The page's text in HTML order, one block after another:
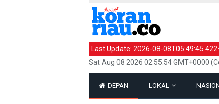
Last Update: 2026-08-
Sat Aug 08 2026 02:55:54 GMT+0000
DEPAN LOKAL